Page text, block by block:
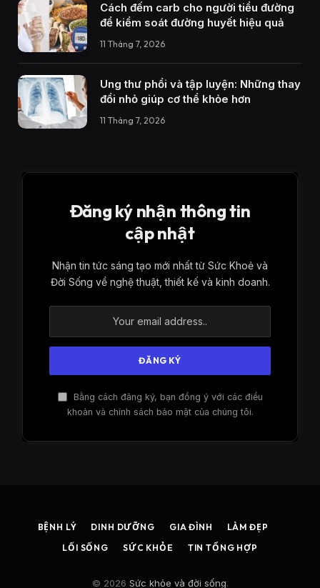
Cách đếm carb cho người tiểu đường
để kiểm soát đường huyết hiệu quả
11 Tháng 7, 2026
Ung thư phổi và tập luyện: Những thay
đổi nhỏ giúp cơ thể khỏe hơn
11 Tháng 7, 2026
Đăng ký nhận thông tin
cập nhật
Nhận tin tức sáng tạo mới nhất từ ​​Sức Khoẻ và
Đời Sống về nghệ thuật, thiết kế và kinh doanh.
Bằng cách đăng ký, bạn đồng ý với các điều
khoản và chính sách bảo mật của chúng tôi.
BỆNH LÝ DINH DƯỠNG GIA ĐÌNH
LÀM ĐẸP
LỐI SỐNG
SỨC KHỎE TIN TỔNG HỢP
© 2026 Sức khỏe và đời sống.